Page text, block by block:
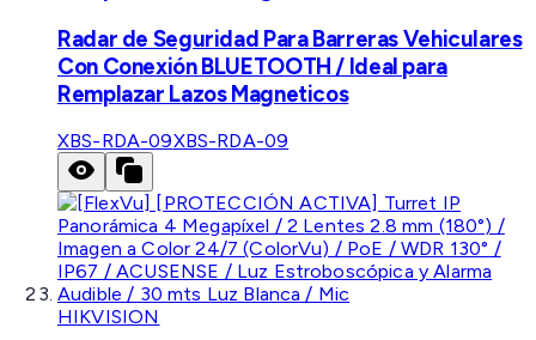
Radar de Seguridad Para Barreras Vehiculares
Con Conexión BLUETOOTH / Ideal para
Remplazar Lazos Magneticos
XBS-RDA-09XBS-RDA-09
HIKVISION